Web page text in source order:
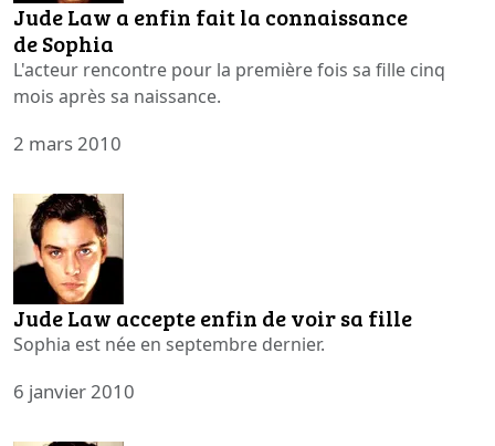
Jude Law a enfin fait la connaissance
de Sophia
L'acteur rencontre pour la première fois sa fille cinq
mois après sa naissance.
2 mars 2010
Jude Law accepte enfin de voir sa fille
Sophia est née en septembre dernier.
6 janvier 2010